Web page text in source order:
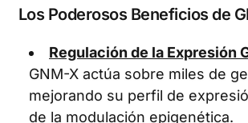
Los Poderosos Beneficios de
Regulación de la Expresión
GNM-X actúa sobre miles de
mejorando su perfil de
de la modulación epigenética.